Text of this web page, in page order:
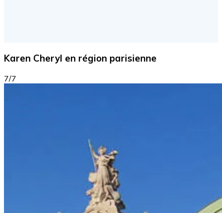
Karen Cheryl en région parisienne
7/7